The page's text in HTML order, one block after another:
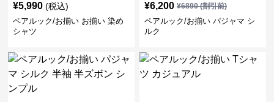
¥5,990 (税込)
ペアルック/お揃い お揃い 染め
シャツ
¥6,200 ¥6890(割引前)
ペアルック/お揃い パジャマ シ
ルク